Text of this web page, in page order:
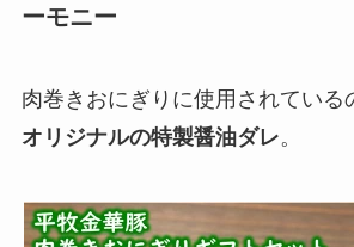
ーモニー
肉巻きおにぎりに使用されている
オリジナルの特製醤油ダレ。